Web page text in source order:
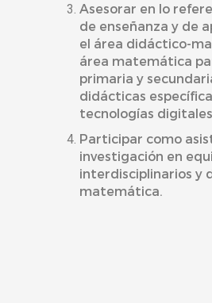
Asesorar en lo
de enseñanza y de
el área didáctico-
área matemática
primaria y
didácticas
tecnologías
Participar como
investigación en
interdisciplinarios y
matemática.